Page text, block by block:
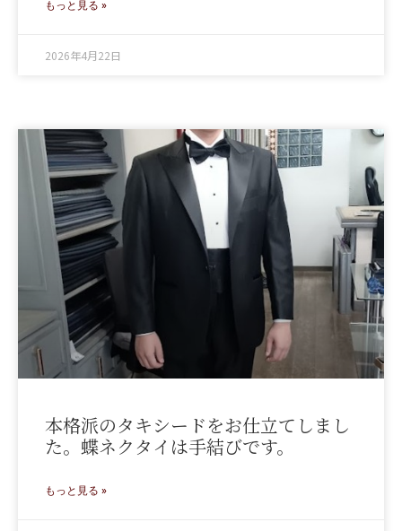
もっと見る »
2026年4月22日
本格派のタキシードをお仕立てしまし
た。蝶ネクタイは手結びです。
もっと見る »